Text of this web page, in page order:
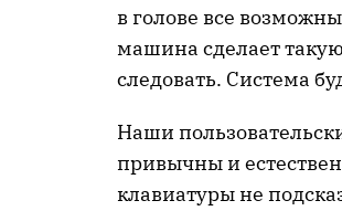
в голове все
машина сделает
следовать. Система
Наши
привычны и
клавиатуры не